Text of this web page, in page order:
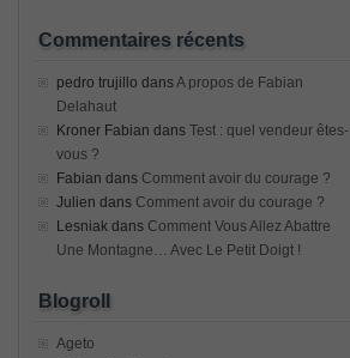
Commentaires récents
pedro trujillo dansA propos de Fabian
Delahaut
Kroner Fabian dans Test : quel vendeur êtes-
vous ?
Fabian dans Comment avoir du courage ?
Julien dans Comment avoir du courage ?
Lesniak dans Comment Vous Allez Abattre
Une Montagne… Avec Le Petit Doigt !
Blogroll
Ageto